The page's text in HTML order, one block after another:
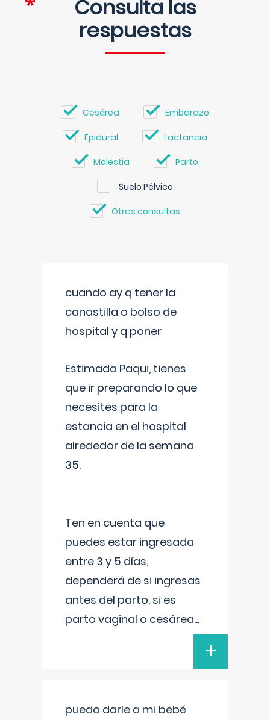
Consulta las
respuestas
Cesárea Embarazo
Epidural Lactancia
Molestia Parto
Suelo Pélvico
Otras consultas
cuando ay q tener la
canastilla o bolso de
hospital y q poner
Estimada Paqui, tienes
que ir preparando lo que
necesites para la
estancia en el hospital
alrededor de la semana
35.
Ten en cuenta que
puedes estar ingresada
entre 3 y 5 días,
dependerá de si ingresas
antes del parto, si es
parto vaginal o cesárea...
+
puedo darle a mi bebé